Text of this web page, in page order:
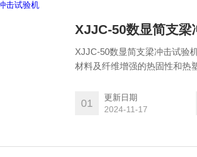
XJJC-50数显简支梁
XJJC-50数显简支梁冲击试验
材料及纤维增强的热固性和热
01
更新日期
2024-11-17